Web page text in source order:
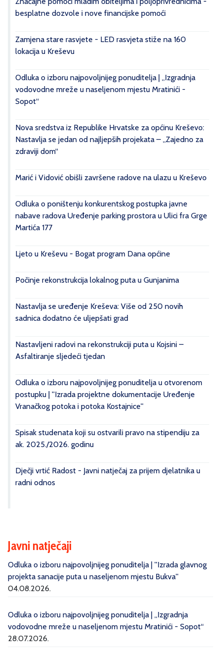
besplatne dozvole i nove financijske pomoći
Zamjena stare rasvjete - LED rasvjeta stiže na 160
lokacija u Kreševu
Odluka o izboru najpovoljnijeg ponuditelja | „Izgradnja
vodovodne mreže u naseljenom mjestu Mratinići -
Sopot“
Nova sredstva iz Republike Hrvatske za općinu Kreševo:
Nastavlja se jedan od najljepših projekata – „Zajedno za
zdraviji dom“
Marić i Vidović obišli završene radove na ulazu u Kreševo
Odluka o poništenju konkurentskog postupka javne
nabave radova Uređenje parking prostora u Ulici fra Grge
Martića 177
Ljeto u Kreševu - Bogat program Dana općine
Počinje rekonstrukcija lokalnog puta u Gunjanima
Nastavlja se uređenje Kreševa: Više od 250 novih
sadnica dodatno će uljepšati grad
Nastavljeni radovi na rekonstrukciji puta u Kojsini –
Asfaltiranje sljedeći tjedan
Odluka o izboru najpovoljnijeg ponuditelja u otvorenom
postupku | ''Izrada projektne dokumentacije Uređenje
Vranačkog potoka i potoka Kostajnice''
Spisak studenata koji su ostvarili pravo na stipendiju za
ak. 2025./2026. godinu
Dječji vrtić Radost - Javni natječaj za prijem djelatnika u
radni odnos
Javni natječaji
Odluka o izboru najpovoljnijeg ponuditelja | ''Izrada glavnog
projekta sanacije puta u naseljenom mjestu Bukva''
04.08.2026.
Odluka o izboru najpovoljnijeg ponuditelja | „Izgradnja
vodovodne mreže u naseljenom mjestu Mratinići - Sopot“
28.07.2026.